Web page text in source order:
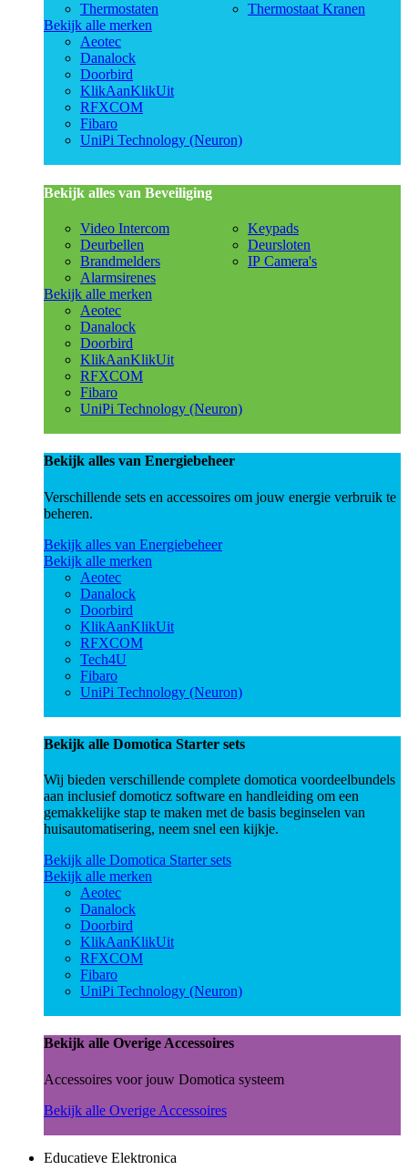
Thermostaten
Thermostaat Kranen
Bekijk alle merken
Aeotec
Danalock
Doorbird
KlikAanKlikUit
RFXCOM
Fibaro
UniPi Technology (Neuron)
Bekijk alles van Beveiliging
Video Intercom
Deurbellen
Brandmelders
Alarmsirenes
Keypads
Deursloten
IP Camera's
Bekijk alle merken
Aeotec
Danalock
Doorbird
KlikAanKlikUit
RFXCOM
Fibaro
UniPi Technology (Neuron)
Bekijk alles van Energiebeheer
Verschillende sets en accessoires om jouw energie verbruik te
beheren.
Bekijk alles van Energiebeheer
Bekijk alle merken
Aeotec
Danalock
Doorbird
KlikAanKlikUit
RFXCOM
Tech4U
Fibaro
UniPi Technology (Neuron)
Bekijk alle Domotica Starter sets
Wij bieden verschillende complete domotica voordeelbundels
aan inclusief domoticz software en handleiding om een
gemakkelijke stap te maken met de basis beginselen van
huisautomatisering, neem snel een kijkje.
Bekijk alle Domotica Starter sets
Bekijk alle merken
Aeotec
Danalock
Doorbird
KlikAanKlikUit
RFXCOM
Fibaro
UniPi Technology (Neuron)
Bekijk alle Overige Accessoires
Accessoires voor jouw Domotica systeem
Bekijk alle Overige Accessoires
Educatieve Elektronica